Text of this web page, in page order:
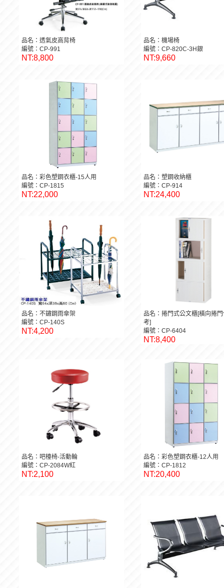
品名：透氣皮高背椅
編號：CP-991
NT:8,800
品名：機場椅
編號：CP-820C-3H銀
NT:9,660
品名：彩色塑鋼衣櫃-15人用
編號：CP-1815
NT:22,000
品名：塑鋼收納櫃
編號：CP-914
NT:24,400
品名：不鏽鋼雨傘架
編號：CP-140S
NT:4,200
品名：捲門式公文櫃[橫向捲
考]
編號：CP-6404
NT:8,400
品名：吧檯椅-活動輪
編號：CP-2084W紅
NT:2,100
品名：彩色塑鋼衣櫃-12人用
編號：CP-1812
NT:20,400